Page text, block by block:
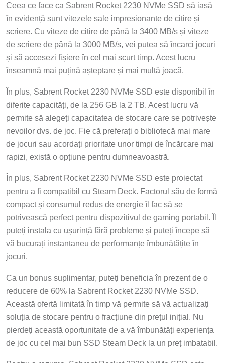
Ceea ce face ca Sabrent Rocket 2230 NVMe SSD să iasă
în evidență sunt vitezele sale impresionante de citire și
scriere. Cu viteze de citire de până la 3400 MB/s și viteze
de scriere de până la 3000 MB/s, vei putea să încarci jocuri
și să accesezi fișiere în cel mai scurt timp. Acest lucru
înseamnă mai puțină așteptare și mai multă joacă.
În plus, Sabrent Rocket 2230 NVMe SSD este disponibil în
diferite capacități, de la 256 GB la 2 TB. Acest lucru vă
permite să alegeți capacitatea de stocare care se potrivește
nevoilor dvs. de joc. Fie că preferați o bibliotecă mai mare
de jocuri sau acordați prioritate unor timpi de încărcare mai
rapizi, există o opțiune pentru dumneavoastră.
În plus, Sabrent Rocket 2230 NVMe SSD este proiectat
pentru a fi compatibil cu Steam Deck. Factorul său de formă
compact și consumul redus de energie îl fac să se
potrivească perfect pentru dispozitivul de gaming portabil. Îl
puteți instala cu ușurință fără probleme și puteți începe să
vă bucurați instantaneu de performanțe îmbunătățite în
jocuri.
Ca un bonus suplimentar, puteți beneficia în prezent de o
reducere de 60% la Sabrent Rocket 2230 NVMe SSD.
Această ofertă limitată în timp vă permite să vă actualizați
soluția de stocare pentru o fracțiune din prețul inițial. Nu
pierdeți această oportunitate de a vă îmbunătăți experiența
de joc cu cel mai bun SSD Steam Deck la un preț imbatabil.